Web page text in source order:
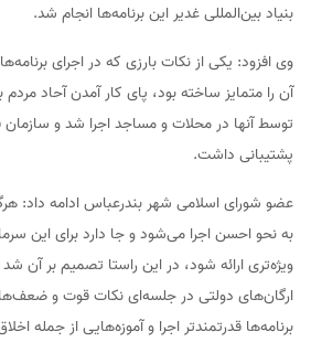
بنیاد بین‌المللی غدیر این برنامه‌ها انجام شد.
وی افزود: یکی از نکات بارزی که در اجرای
آن را متمایز ساخته بود، پای کار آمدن آحاد مردم
توسط آنها در محلات و مساجد اجرا شد و
پشتیبانی داشت.
عضو شورای اسلامی شهر بندرعباس ادامه داد:
به نحو احسن اجرا می‌شود و جا دارد برای این
ویژه‌تری ارائه شود، در این راستا تصمیم بر آن شد
ارگان‌های دولتی در جلسه‌ای نکات قوت و
برنامه‌ها قدرتمندتر اجرا و آموزه‌هایی از جمله